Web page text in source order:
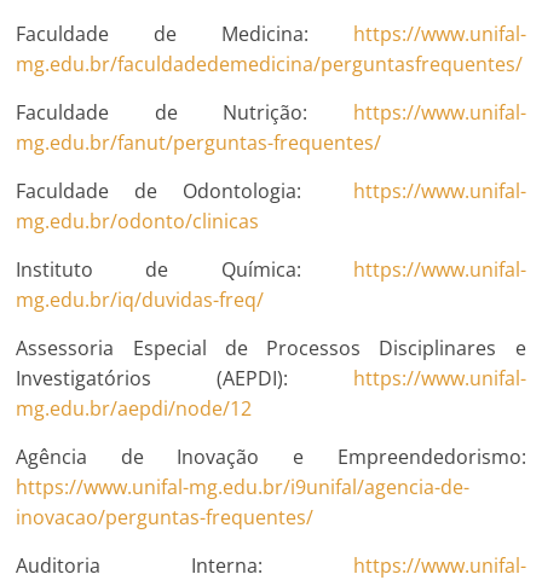
Faculdade de Medicina: https://www.unifal-
mg.edu.br/faculdadedemedicina/perguntasfrequentes/
Faculdade de Nutrição: https://www.unifal-
mg.edu.br/fanut/perguntas-frequentes/
Faculdade de Odontologia: https://www.unifal-
mg.edu.br/odonto/clinicas
Instituto de Química: https://www.unifal-
mg.edu.br/iq/duvidas-freq/
Assessoria Especial de Processos Disciplinares e
Investigatórios (AEPDI): https://www.unifal-
mg.edu.br/aepdi/node/12
Agência de Inovação e Empreendedorismo:
https://www.unifal-mg.edu.br/i9unifal/agencia-de-
inovacao/perguntas-frequentes/
Auditoria Interna: https://www.unifal-